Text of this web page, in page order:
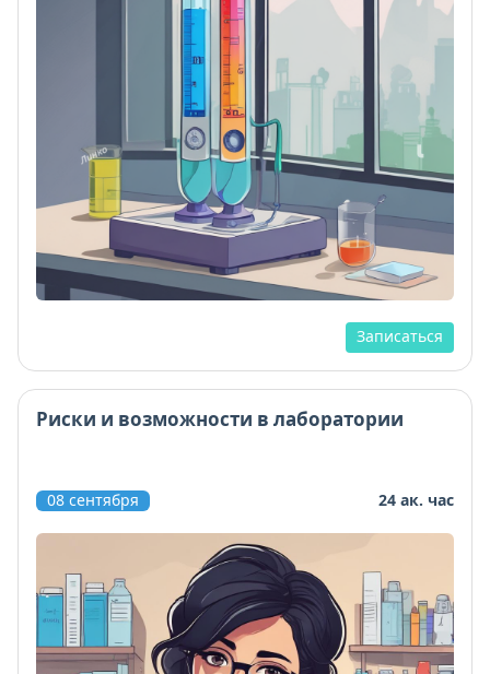
Записаться
Риски и возможности в лаборатории
08 сентября 24 ак. час